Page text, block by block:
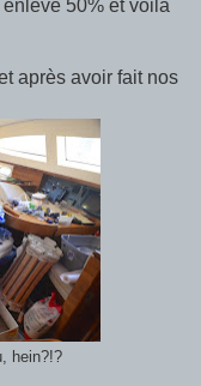
50% et voilà
après avoir fait nos
hein?!?